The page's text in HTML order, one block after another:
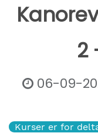
2
06-09-
Kurser er for